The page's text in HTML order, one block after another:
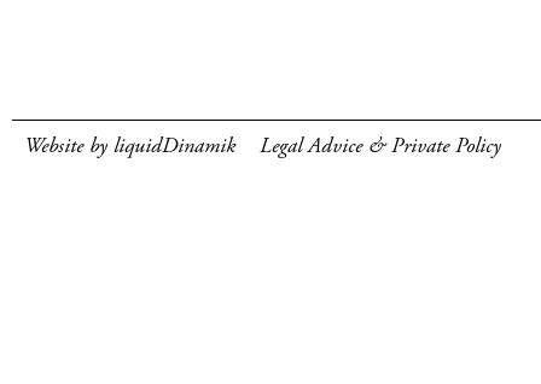
Website by liquidDinamik Legal Advice & Private Policy